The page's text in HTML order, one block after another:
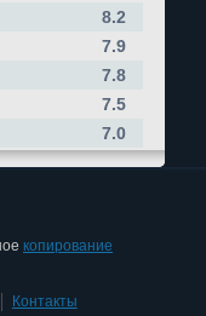
8.2
7.9
7.8
7.5
7.0
копирование
Контакты